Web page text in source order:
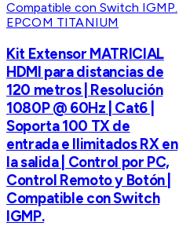
EPCOM TITANIUM
Kit Extensor MATRICIAL
HDMI para distancias de
120 metros | Resolución
1080P @ 60Hz | Cat6 |
Soporta 100 TX de
entrada e Ilimitados RX en
la salida | Control por PC,
Control Remoto y Botón |
Compatible con Switch
IGMP.